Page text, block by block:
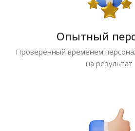
Опытный
Проверенный временем
на результат